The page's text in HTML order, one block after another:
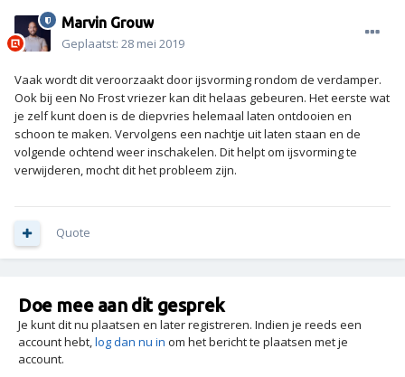
Marvin Grouw
Geplaatst: 28 mei 2019
Vaak wordt dit veroorzaakt door ijsvorming rondom de verdamper.
Ook bij een No Frost vriezer kan dit helaas gebeuren. Het eerste wat
je zelf kunt doen is de diepvries helemaal laten ontdooien en
schoon te maken. Vervolgens een nachtje uit laten staan en de
volgende ochtend weer inschakelen. Dit helpt om ijsvorming te
verwijderen, mocht dit het probleem zijn.
Quote
Doe mee aan dit gesprek
Je kunt dit nu plaatsen en later registreren. Indien je reeds een
account hebt,log dan nu in om het bericht te plaatsen met je
account.